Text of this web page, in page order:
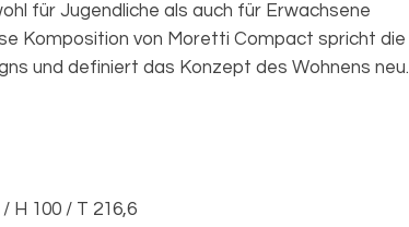
für Jugendliche als auch für Erwachsene
Komposition von Moretti Compact spricht die
und definiert das Konzept des Wohnens neu.
H 100 / T 216,6